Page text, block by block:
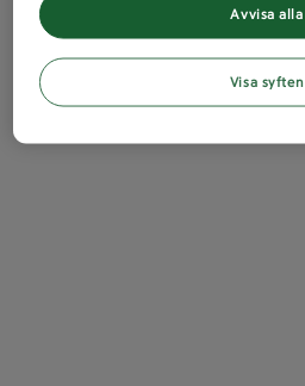
Avvisa alla
Visa syften